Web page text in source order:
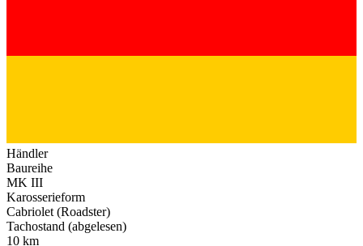
Händler
Baureihe
MK III
Karosserieform
Cabriolet (Roadster)
Tachostand (abgelesen)
10 km